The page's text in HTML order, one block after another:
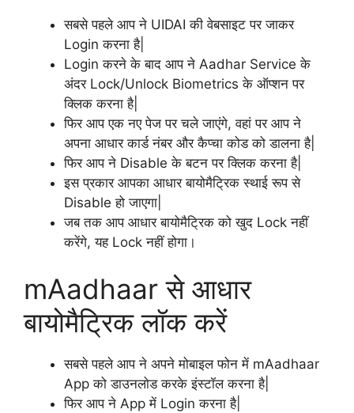
सबसे पहले आप ने UIDAI की वेबसाइट पर जाकर
Login करना है|
Login करने के बाद आप ने Aadhar Service के
अंदर Lock/Unlock Biometrics के ऑप्शन पर
क्लिक करना है|
फिर आप एक नए पेज पर चले जाएंगे, वहां पर आप ने
अपना आधार कार्ड नंबर और कैप्चा कोड को डालना है|
फिर आप ने Disable के बटन पर क्लिक करना है|
इस प्रकार आपका आधार बायोमैट्रिक स्थाई रूप से
Disable हो जाएगा|
जब तक आप आधार बायोमैट्रिक को खुद Lock नहीं
करेंगे, यह Lock नहीं होगा।
mAadhaar से आधार
बायोमैट्रिक लॉक करें
सबसे पहले आप ने अपने मोबाइल फोन में mAadhaar
App को डाउनलोड करके इंस्टॉल करना है|
फिर आप ने App में Login करना है|